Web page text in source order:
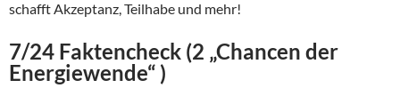
schafft Akzeptanz, Teilhabe und mehr!
7/24 Faktencheck (2 „Chancen der
Energiewende“ )